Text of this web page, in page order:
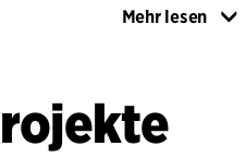
kommenden Jahren wird die
an der
110 Metern und einem
Mehr lesen